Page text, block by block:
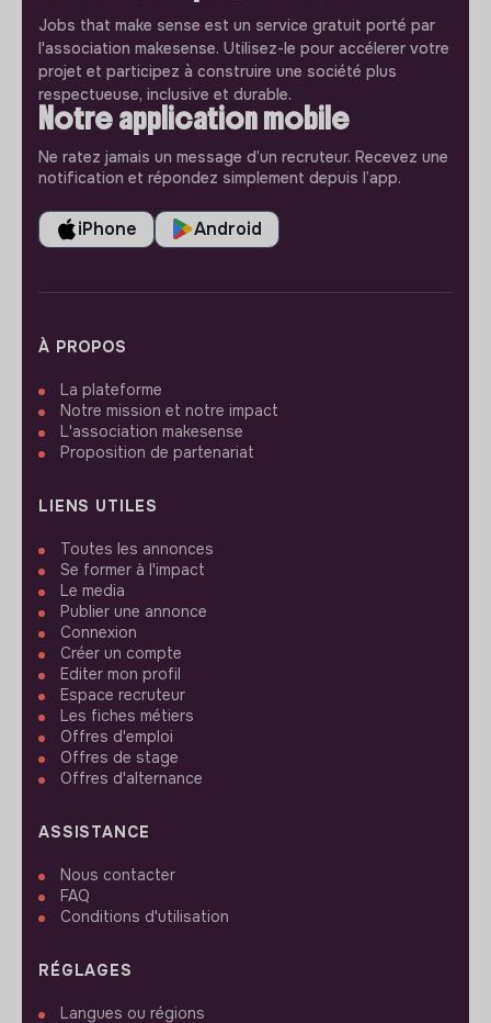
Jobs that make sense est un service gratuit porté par
l'association makesense. Utilisez-le pour accélerer votre
projet et participez à construire une société plus
respectueuse, inclusive et durable.
Notre application mobile
Ne ratez jamais un message d’un recruteur. Recevez une
notification et répondez simplement depuis l’app.
iPhone Android
À PROPOS
La plateforme
Notre mission et notre impact
L'association makesense
Proposition de partenariat
LIENS UTILES
Toutes les annonces
Se former à l'impact
Le media
Publier une annonce
Connexion
Créer un compte
Editer mon profil
Espace recruteur
Les fiches métiers
Offres d'emploi
Offres de stage
Offres d'alternance
ASSISTANCE
Nous contacter
FAQ
Conditions d'utilisation
RÉGLAGES
Langues ou régions